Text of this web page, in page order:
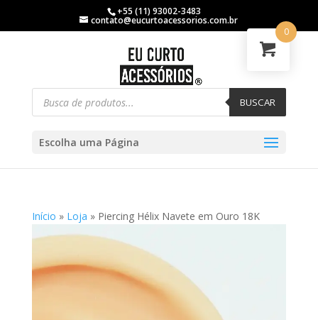
+55 (11) 93002-3483
contato@eucurtoacessorios.com.br
BUSCAR
Escolha uma Página
Início » Loja » Piercing Hélix Navete em Ouro 18K
0